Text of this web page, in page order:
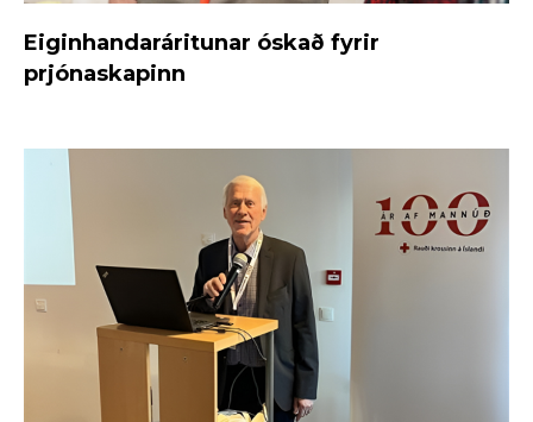
Eiginhandaráritunar óskað fyrir
prjónaskapinn